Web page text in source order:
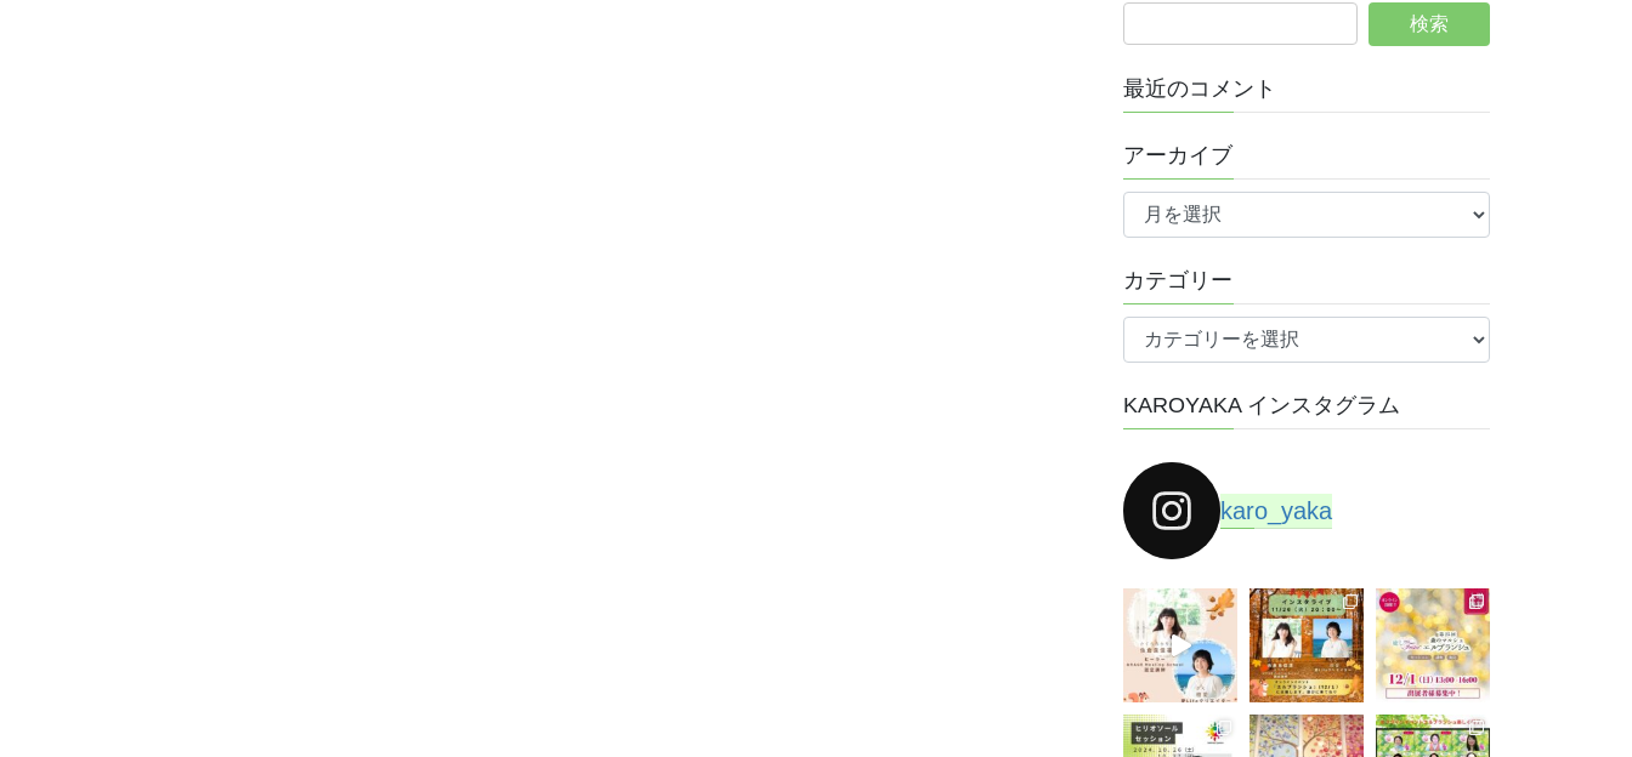
最近のコメント
アーカイブ
ア
イ
ブ
カテゴリー
テ
リ
KAROYAKA インスタグラム
karo_yaka